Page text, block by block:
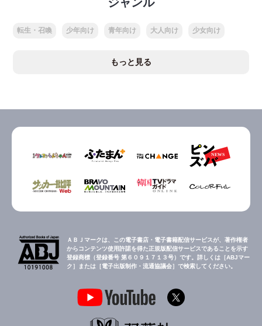
転生・召喚 少年向け 青年向け 大人向け 少女向け
もっと見る
ＡＢＪマークは、この電子書店・電子書籍配信サービスが、著作権者
からコンテンツ使用許諾を得た正規版配信サービスであることを示す
登録商標（登録番号 第６０９１７１３号）です。詳しくは［ABJマー
ク］または［電子出版制作・流通協議会］で検索してください。